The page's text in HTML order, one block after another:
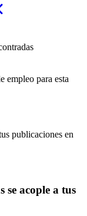
empleo para esta
publicaciones en
acople a tus